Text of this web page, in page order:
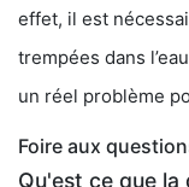
effet, il est
trempées dans
un réel problème
Foire aux
Qu'est ce que